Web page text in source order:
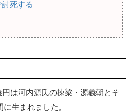
死する
円は河内源氏の棟梁・源義朝とそ
生まれました。